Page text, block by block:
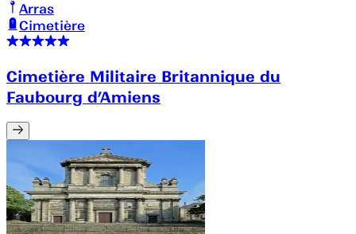
Arras
Cimetière
Cimetière Militaire Britannique du
Faubourg d’Amiens